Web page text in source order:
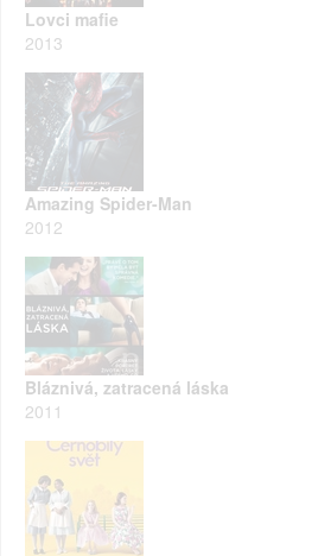
Lovci mafie
2013
Amazing Spider-Man
2012
Bláznivá, zatracená láska
2011